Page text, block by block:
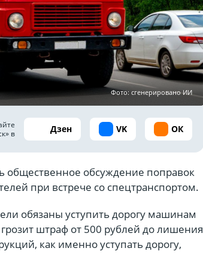
Фото: сгенерировано ИИ
в
Дзен VK ОК
общественное обсуждение поправок
при встрече со спецтранспортом.
обязаны уступить дорогу машинам
штраф от 500 рублей до лишения
как именно уступать дорогу,